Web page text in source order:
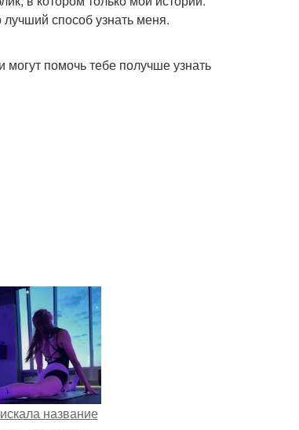
способ узнать меня.
помочь тебе получше узнать
название